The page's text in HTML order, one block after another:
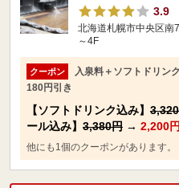
3.9
北海道札幌市中央区南
～4F
クーポン
入泉料＋ソフトドリン
180円引き
【ソフトドリンク込み】
ール込み】 3,380円 → 2,200円
他にも1個のクーポンがあります。